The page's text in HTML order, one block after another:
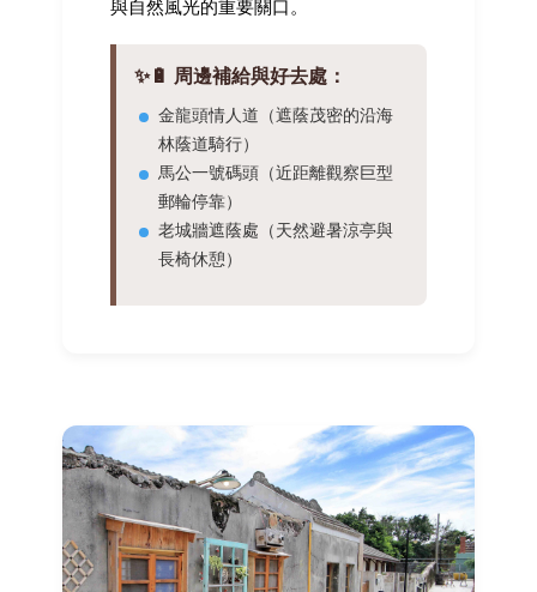
與自然風光的重要關口。
✨🔋 周邊補給與好去處：
金龍頭情人道（遮蔭茂密的沿海
林蔭道騎行）
馬公一號碼頭（近距離觀察巨型
郵輪停靠）
老城牆遮蔭處（天然避暑涼亭與
長椅休憩）